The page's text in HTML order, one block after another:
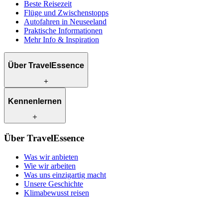
Beste Reisezeit
Flüge und Zwischenstopps
Autofahren in Neuseeland
Praktische Informationen
Mehr Info & Inspiration
Über TravelEssence
Was wir anbieten
Was uns einzigartig macht
Klimabewusst reisen
Kontakt
Karriere
Kennenlernen
Unsere Reiseexperten
Unsere Kunden
Über TravelEssence
Was wir anbieten
Wie wir arbeiten
Was uns einzigartig macht
Unsere Geschichte
Klimabewusst reisen